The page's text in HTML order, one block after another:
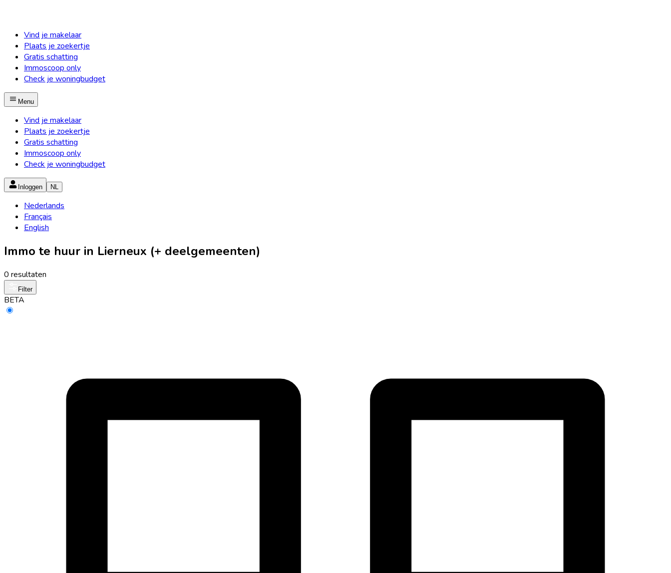
Vind je makelaar
Plaats je zoekertje
Gratis schatting
Immoscoop only
Check je woningbudget
Menu
Vind je makelaar
Plaats je zoekertje
Gratis schatting
Immoscoop only
Check je woningbudget
Inloggen NL
Nederlands
Français
English
Immo te huur in Lierneux (+ deelgemeenten)
0 resultaten
Filter
BETA